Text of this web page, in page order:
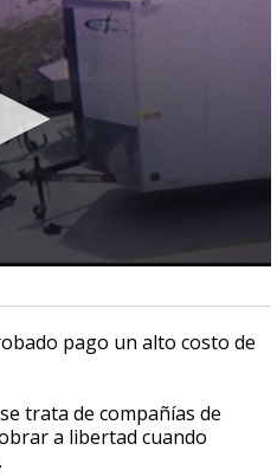
pago un alto costo de
trata de compañías de
a libertad cuando